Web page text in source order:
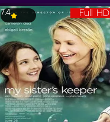
Full HD
7.4